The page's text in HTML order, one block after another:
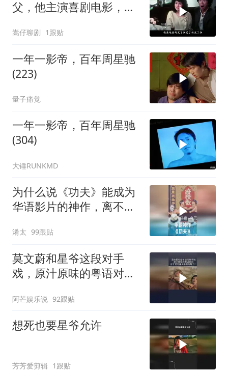
父，他主演喜剧电影，承
嵩仔聊剧 1跟贴
一年一影帝，百年周星驰
(223)
量子痛觉
一年一影帝，百年周星驰
(304)
大锤RUNKMD
为什么说《功夫》能成为
华语影片的神作，离不开
淆太 99跟贴
莫文蔚和星爷这段对手
戏，原汁原味的粤语对
魅力！
阿芒娱乐说 92跟贴
想死也要星爷允许
芳芳爱剪辑 1跟贴